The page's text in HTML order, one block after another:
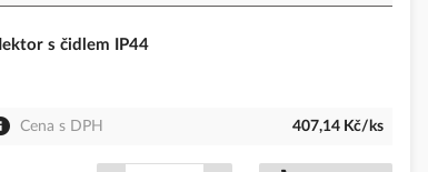
s čidlem IP44
Cena s DPH 407,14 Kč/ks